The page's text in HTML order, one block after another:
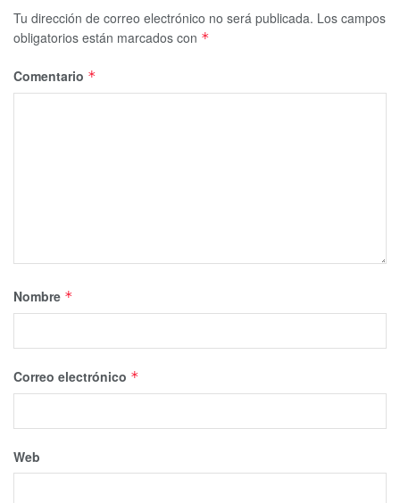
Tu dirección de correo electrónico no será publicada. Los campos
obligatorios están marcados con *
Comentario *
Nombre *
Correo electrónico *
Web